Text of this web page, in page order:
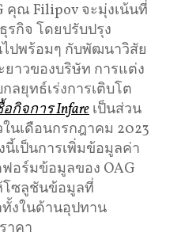
คุณ Filipov จะมุ่งเน้นที่
รกิจ โดยปรับปรุง
ปพร้อมๆ กับพัฒนาวิสัย
าวของบริษัท การแต่ง
ลยุทธ์เร่งการเติบโต
กิจการ Infare เป็นส่วน
นเดือนกรกฎาคม 2023
นี้เป็นการเพิ่มข้อมูลค่า
อร์มข้อมูลของ OAG
โซลูชันข้อมูลที่
งในด้านอุปทาน
าคา